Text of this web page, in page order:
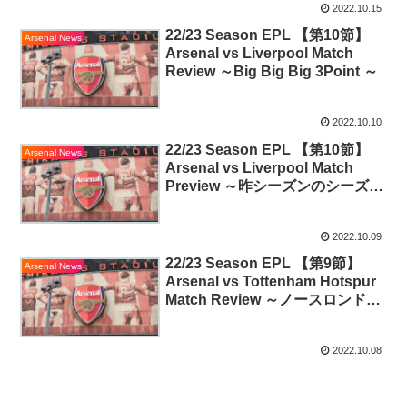
2022.10.15
Arsenal News
22/23 Season EPL 【第10節】
Arsenal vs Liverpool Match
Review ～Big Big Big 3Point ～
2022.10.10
Arsenal News
22/23 Season EPL 【第10節】
Arsenal vs Liverpool Match
Preview ～昨シーズンのシーズン
2022.10.09
Arsenal News
22/23 Season EPL 【第9節】
Arsenal vs Tottenham Hotspur
Match Review ～ノースロンドン
2022.10.08